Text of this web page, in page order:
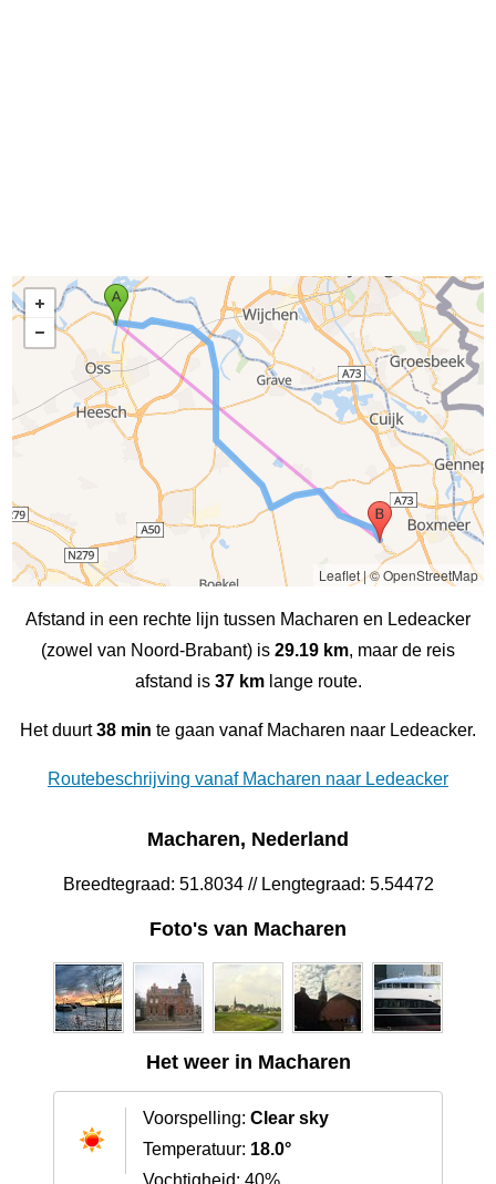
Leaflet|© OpenStreetMap
Afstand in een rechte lijn tussen Macharen en Ledeacker
(zowel van Noord-Brabant) is 29.19 km, maar de reis
afstand is 37 kmlange route.
Het duurt38 min te gaan vanaf Macharen naar Ledeacker.
Routebeschrijving vanaf Macharen naar Ledeacker
Macharen, Nederland
Breedtegraad: 51.8034 // Lengtegraad: 5.54472
Foto's van Macharen
Het weer in Macharen
Voorspelling: Clear sky
Temperatuur: 18.0°